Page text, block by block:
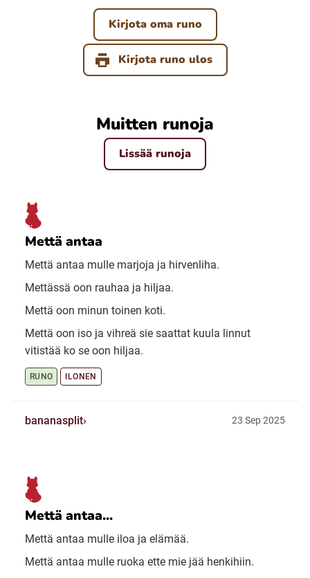
Resanderomani (Romska)
Kelderash (Romska)
Kirjota oma runo
Kirjota runo ulos
Muitten runoja
Lissää runoja
Mettä antaa
Mettä antaa mulle marjoja ja hirvenliha.
Mettässä oon rauhaa ja hiljaa.
Mettä oon minun toinen koti.
Mettä oon iso ja vihreä sie saattat kuula linnut
vitistää ko se oon hiljaa.
RUNO ILONEN
bananasplit 23 Sep 2025
Mettä antaa...
Mettä antaa mulle iloa ja elämää.
Mettä antaa mulle ruoka ette mie jää henkihiin.